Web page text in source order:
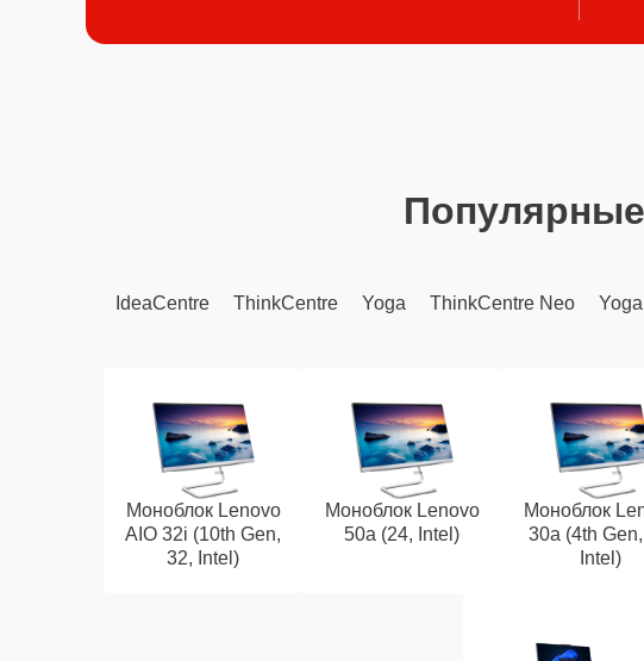
IdeaCentre ThinkCentre Yoga ThinkCentre Neo Yoga
Моноблок Lenovo
AIO 32i (10th Gen,
32, Intel)
Моноблок Lenovo
50a (24, Intel)
Моноблок
30a (4th
Intel)